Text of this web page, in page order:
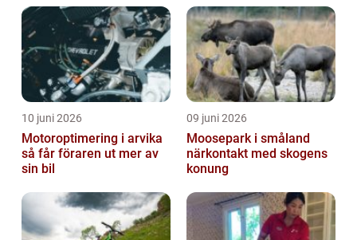
10 juni 2026
Motoroptimering i arvika
så får föraren ut mer av
sin bil
09 juni 2026
Moosepark i småland
närkontakt med skogens
konung